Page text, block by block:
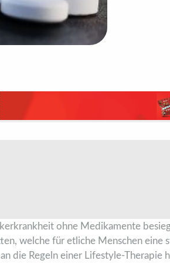
ohne Medikamente
welche für etliche Menschen
die Regeln einer Lifestyle-Therapie